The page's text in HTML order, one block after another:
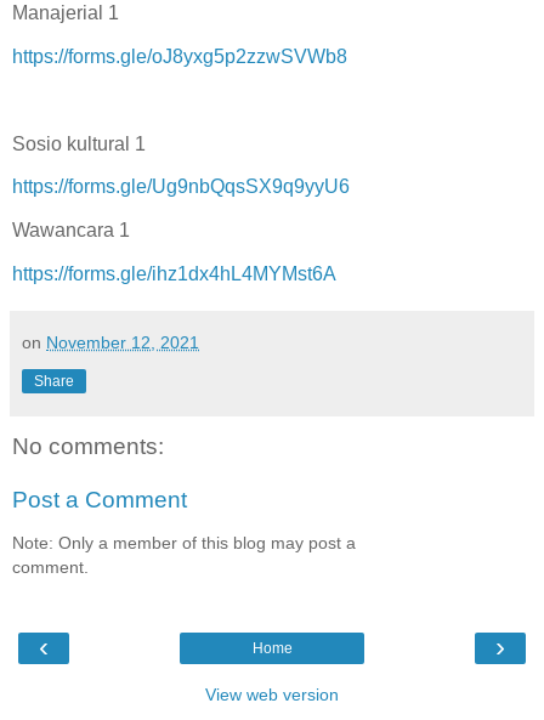
Manajerial 1
https://forms.gle/oJ8yxg5p2zzwSVWb8
Sosio kultural 1
https://forms.gle/Ug9nbQqsSX9q9yyU6
Wawancara 1
https://forms.gle/ihz1dx4hL4MYMst6A
on November 12, 2021
Share
No comments:
Post a Comment
Note: Only a member of this blog may post a
comment.
‹ ›
Home
View web version